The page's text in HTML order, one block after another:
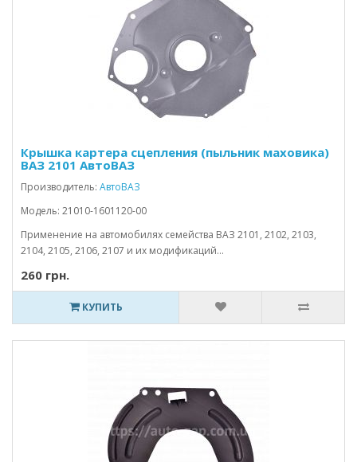
Крышка картера сцепления (пыльник маховика)
ВАЗ 2101 АвтоВАЗ
Производитель: АвтоВАЗ
Модель: 21010-1601120-00
Применение на автомобилях семейства ВАЗ 2101, 2102, 2103,
2104, 2105, 2106, 2107 и их модификаций...
260 грн.
КУПИТЬ